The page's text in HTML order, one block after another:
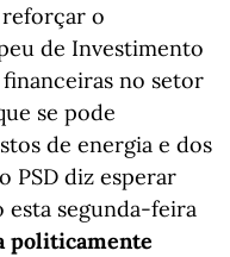
reforçar o
de Investimento
no setor
se pode
de energia e dos
PSD diz esperar
segunda-feira
politicamente